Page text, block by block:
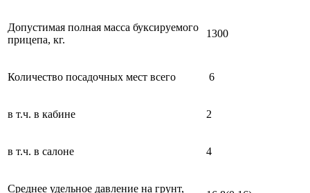
Допустимая полная масса буксируемого
прицепа, кг.
1300
Количество посадочных мест всего 6
в т.ч. в кабине 2
в т.ч. в салоне 4
Среднее удельное давление на грунт,